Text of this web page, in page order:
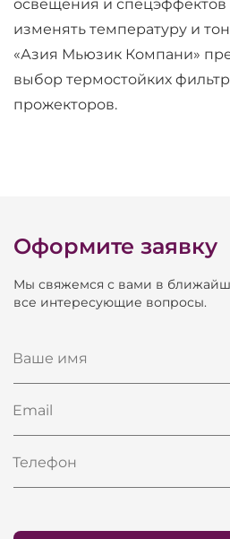
освещения и спецэффектов
изменять температуру и
«Азия Мьюзик Компани»
выбор термостойких
прожекторов.
Оформите заявку
Мы свяжемся с вами в
все интересующие вопросы.
Ваше имя
Email
Телефон